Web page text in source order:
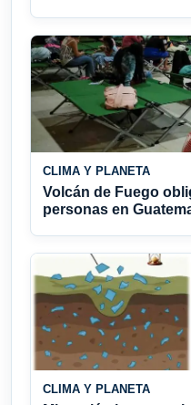
CLIMA Y PLANETA
Volcán de Fuego
personas en
CLIMA Y PLANETA